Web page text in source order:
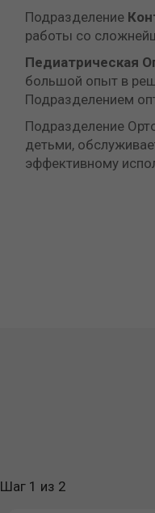
Подразделение
работы со
Педиатрическая
большой опыт в
Подразделением
Подразделение
детьми,
эффективному
Шаг 1 из 2